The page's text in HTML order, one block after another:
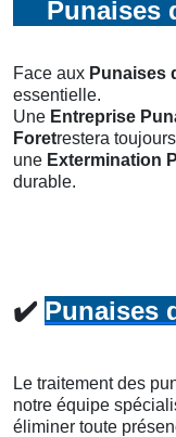
Punaises
Face aux Punaises
essentielle.
Une Entreprise
Foretrestera
une Extermination
durable.
✔️ Punaises
Le traitement des
notre équipe
éliminer toute